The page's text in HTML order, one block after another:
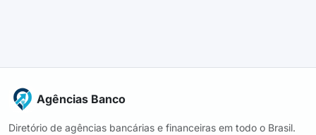
Agências Banco
Diretório de agências bancárias e financeiras em todo o Brasil.